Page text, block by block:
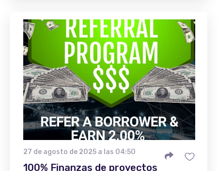
27 de agosto de 2025 a las 04:50
100% Finanzas de proyectos